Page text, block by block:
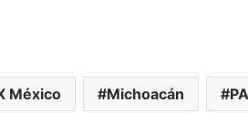
México Michoacán